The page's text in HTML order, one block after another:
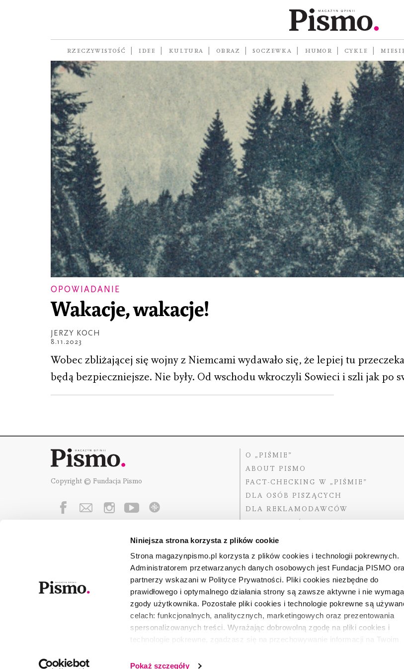
Niniejsza strona korzysta z plików cookie
Strona magazynpismo.pl korzysta z plików cookies i technologii pokrewnych.
Administratorem przetwarzanych danych osobowych jest Fundacja PISMO
partnerzy wskazani w Polityce Prywatności. Pliki cookies niezbędne do
prawidłowego i optymalnego działania strony są zawsze aktywne i nie
zgody użytkownika. Pozostałe pliki cookies i technologie pokrewne są
celach: funkcjonalnych, analitycznych, marketingowych oraz prezentowania
spersonalizowanych treści. Wyrażając dobrowolną zgodę na pliki cookies i
technologie pokrewne, zgadzasz się na przechowywanie informacji na Twoim
wszystkie lub niektóre pliki cookies i technologie pokrewne możesz w każdej
Pokaż szczegóły
RZECZYWISTOŚĆ IDEE KULTURA OBRAZ SOCZEWKA HUMOR CYKLE
OPOWIADANIE
Wakacje, wakacje!
JERZY KOCH
8.11.2023
Wobec zbliżającej się wojny z Niemcami wydawało się, że lepiej tu
będą bezpieczniejsze. Nie były. Od wschodu wkroczyli Sowieci i szli jak po
Copyright © Fundacja Pismo
O „PIŚMIE”
ABOUT PISMO
FACT-CHECKING W „PIŚMIE”
DLA OSÓB PISZĄCYCH
DLA REKLAMODAWCÓW
Fundację Pismowspierają: